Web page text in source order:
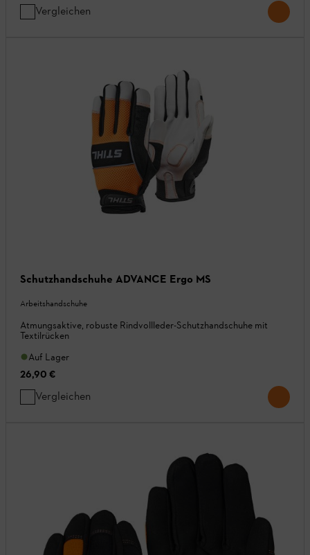
Vergleichen
Schutzhandschuhe ADVANCE Ergo MS
Arbeitshandschuhe
Atmungsaktive, robuste Rindvollleder-Schutzhandschuhe mit
Textilrücken
Auf Lager
26,90 €
Vergleichen